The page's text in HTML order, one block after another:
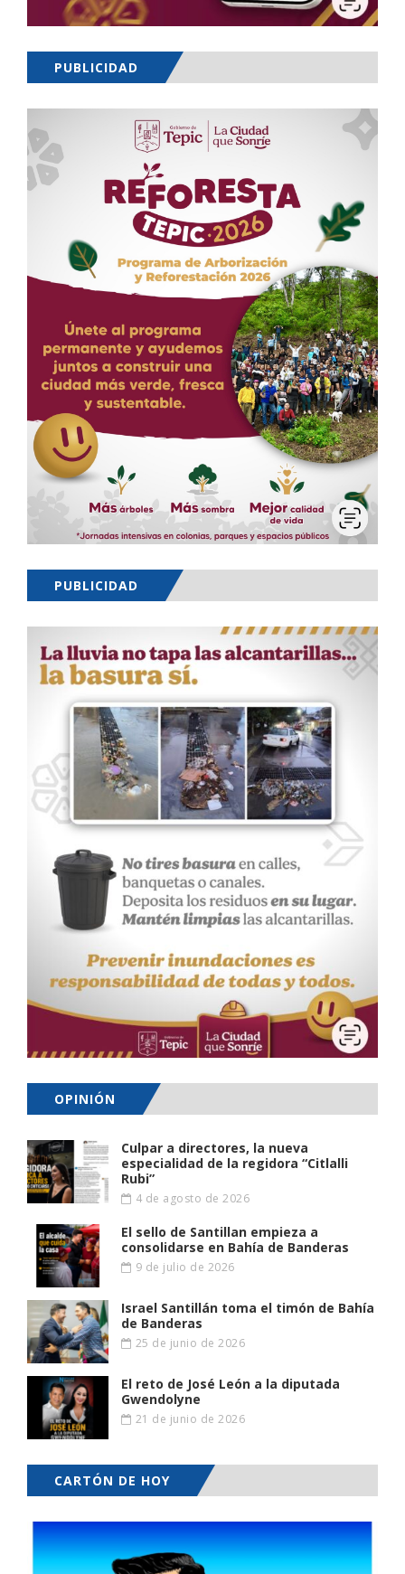
PUBLICIDAD
PUBLICIDAD
OPINIÓN
Culpar a directores, la nueva
especialidad de la regidora “Citlalli
Rubi”
4 de agosto de 2026
El sello de Santillan empieza a
consolidarse en Bahía de Banderas
9 de julio de 2026
Israel Santillán toma el timón de Bahía
de Banderas
25 de junio de 2026
El reto de José León a la diputada
Gwendolyne
21 de junio de 2026
CARTÓN DE HOY